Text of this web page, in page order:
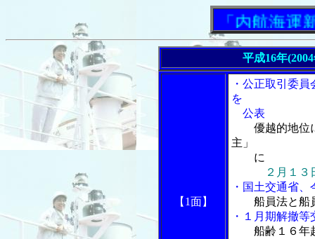
「内航海運新聞
平成16年
【1面】
・公正取引委
を
公表
優越的地位
主」
に
２月１
・国土交通省
船員法と船
・１月期解撤
船齢１６年